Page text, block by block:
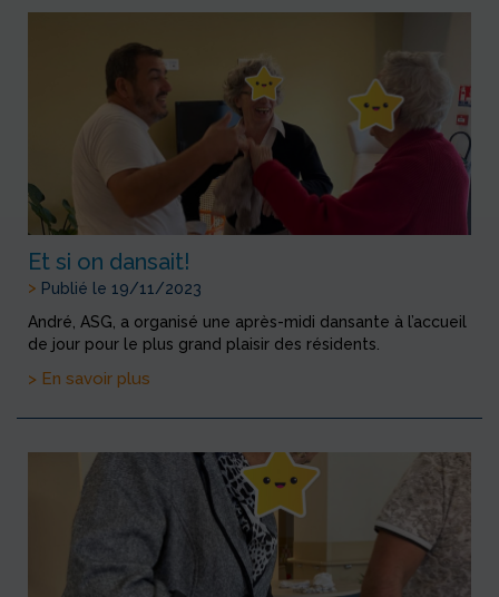
Et si on dansait!
> Publié le 19/11/2023
André, ASG, a organisé une après-midi dansante à l’accueil
de jour pour le plus grand plaisir des résidents.
> En savoir plus